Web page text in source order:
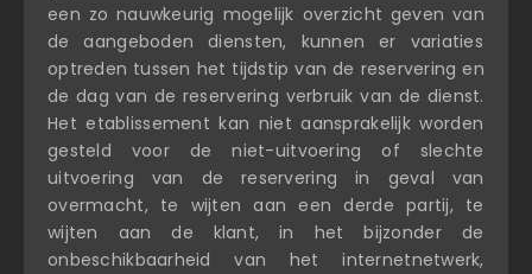
een zo nauwkeurig mogelijk overzicht geven van
de aangeboden diensten, kunnen er variaties
optreden tussen het tijdstip van de reservering en
de dag van de reservering verbruik van de dienst.
Het etablissement kan niet aansprakelijk worden
gesteld voor de niet-uitvoering of slechte
uitvoering van de reservering in geval van
overmacht, te wijten aan een derde partij, te
wijten aan de klant, in het bijzonder de
onbeschikbaarheid van het internetnetwerk,